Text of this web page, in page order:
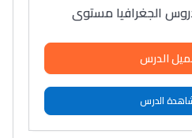
الجغرافيا مستوى
الدرس
الدرس